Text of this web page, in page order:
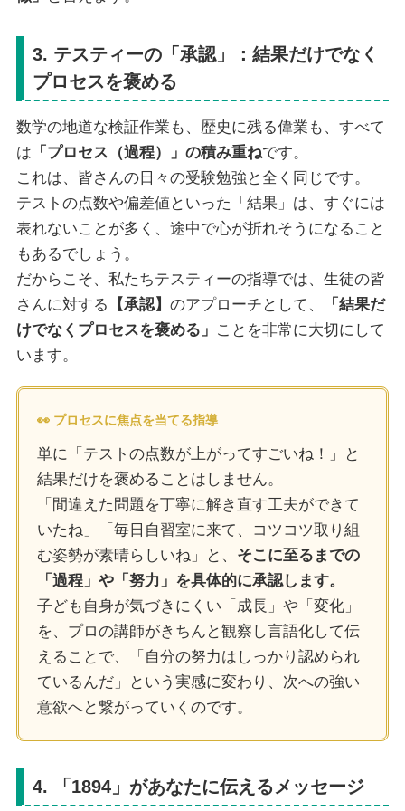
3. テスティーの「承認」：結果だけでなく
プロセスを褒める
数学の地道な検証作業も、歴史に残る偉業も、すべて
は 「プロセス（過程）」の積み重ねです。
これは、皆さんの日々の受験勉強と全く同じです。
テストの点数や偏差値といった「結果」は、すぐには
表れないことが多く、途中で心が折れそうになること
もあるでしょう。
だからこそ、私たちテスティーの指導では、生徒の皆
さんに対する
【承認】 のアプローチとして、
「結果だ
けでなくプロセスを褒める」 ことを非常に大切にして
います。
👀 プロセスに焦点を当てる指導
単に「テストの点数が上がってすごいね！」と
結果だけを褒めることはしません。
「間違えた問題を丁寧に解き直す工夫ができて
いたね」「毎日自習室に来て、コツコツ取り組
む姿勢が素晴らしいね」と、 そこに至るまでの
「過程」や「努力」を具体的に承認します。
子ども自身が気づきにくい「成長」や「変化」
を、プロの講師がきちんと観察し言語化して伝
えることで、「自分の努力はしっかり認められ
ているんだ」という実感に変わり、次への強い
意欲へと繋がっていくのです。
4. 「1894」があなたに伝えるメッセージ